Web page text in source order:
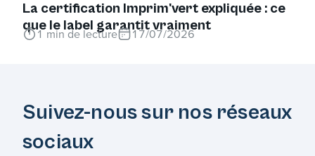
La certification Imprim'vert expliquée : ce
que le label garantit vraiment
1min de lecture 17/07/2026
Suivez-nous sur nos réseaux
sociaux